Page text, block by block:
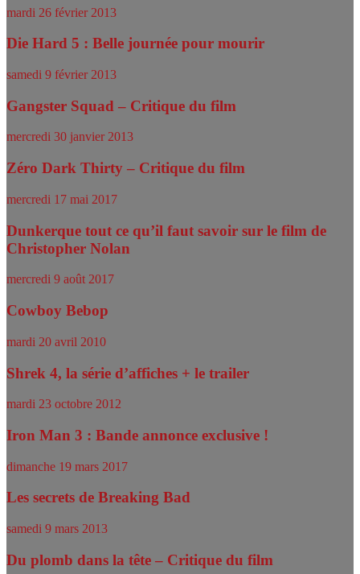
mardi 26 février 2013
Die Hard 5 : Belle journée pour mourir
samedi 9 février 2013
Gangster Squad – Critique du film
mercredi 30 janvier 2013
Zéro Dark Thirty – Critique du film
mercredi 17 mai 2017
Dunkerque tout ce qu’il faut savoir sur le film de
Christopher Nolan
mercredi 9 août 2017
Cowboy Bebop
mardi 20 avril 2010
Shrek 4, la série d’affiches + le trailer
mardi 23 octobre 2012
Iron Man 3 : Bande annonce exclusive !
dimanche 19 mars 2017
Les secrets de Breaking Bad
samedi 9 mars 2013
Du plomb dans la tête – Critique du film